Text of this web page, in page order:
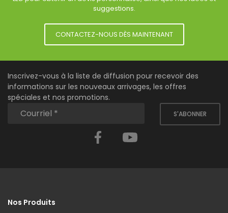
suggestions.
CONTACTEZ-NOUS DÈS MAINTENANT
Inscrivez-vous à la liste de diffusion pour recevoir des
informations sur les nouveaux arrivages, les offres
spéciales et nos promotions.
S'ABONNER
Facebook
Nos Produits